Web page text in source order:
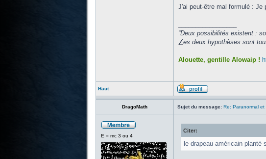
J'ai peut-être mal formulé : Je
“Deux possibilités existent :
⎳es deux hypothèses sont
Alouette, gentille Alowaip !
Haut
DragoMath Sujet du message: Re: Paranormal et
E = mc 3 ou 4
Citer:
le drapeau américain planté